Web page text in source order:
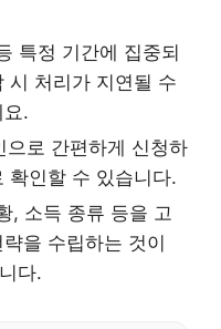
특정 기간에 집중되
시 처리가 지연될 수
.
으로 간편하게 신청하
확인할 수 있습니다.
, 소득 종류 등을 고
을 수립하는 것이
다.